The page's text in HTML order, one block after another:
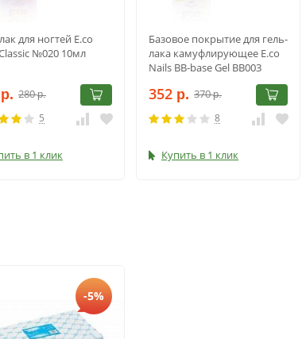
для ногтей E.co
№020 10мл
р. 280р.
5
в 1 клик
Базовое покрытие для гель-
лака камуфлирующее E.co
Nails BB-base Gel BB003
352 р. 370р.
8
Купить в 1 клик
-5%